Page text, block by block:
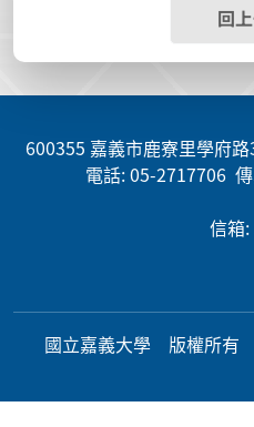
回
600355 嘉義市鹿寮里學府
電話: 05-2717706
信箱
國立嘉義大學 版權所有